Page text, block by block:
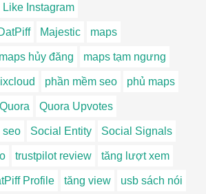
Like Instagram
Majestic maps
maps hủy đăng maps tạm ngưng
phần mềm seo phủ maps
Quora Quora Upvotes
seo Social Entity Social Signals
trustpilot review tăng lượt xem
Profile tăng view usb sách nói